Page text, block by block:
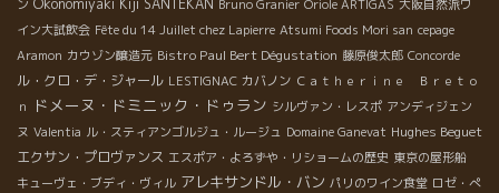
ン
Bruno Granier Oriole ARTIGAS 大阪自然派ワ
イン大試飲会 Fête du 14 Juillet chez Lapierre Atsumi Foods Mori san cepage
Aramon カウゾン醸造元 Bistro Paul Bert Dégustation 藤原俊太郎 Concorde
ル・クロ・デ・ジャール LESTIGNAC カバノン Ｃａｔｈｅｒｉｎｅ Ｂｒｅｔｏ
ｎ
ドメーヌ・ドミニック・ドゥラン シルヴァン・レスポ アンディジェン
ヌ Valentia ル・スティアンゴルジュ・ルージュ Domaine Ganevat Hughes Beguet
エクサン・プロヴァンス エスポア・よろずや・リショームの歴史 東京の屋形船
キューヴェ・ブディ・ヴィル アレキサンドル・バン パリのワイン食堂 ロゼ・ぺ